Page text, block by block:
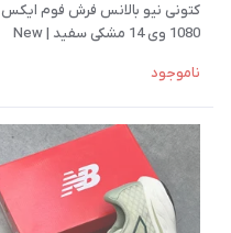
کتونی نیو بالانس فرش فوم ایکس
1080 وی 14 مشکی سفید | New
ناموجود